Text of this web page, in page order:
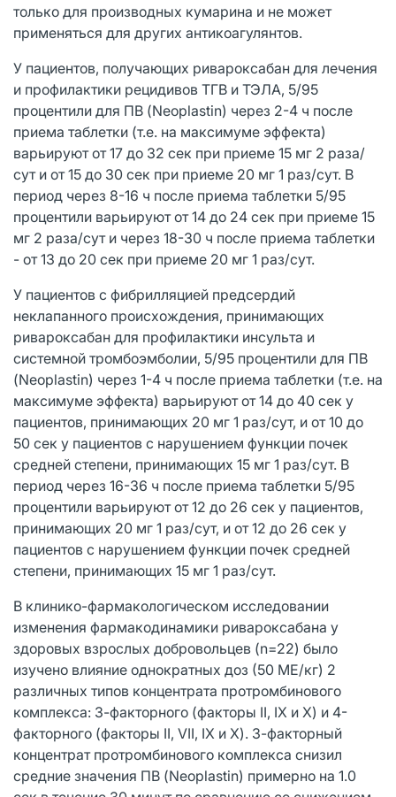
только для производных кумарина и не может
применяться для других антикоагулянтов.
У пациентов, получающих ривароксабан для лечения
и профилактики рецидивов ТГВ и ТЭЛА, 5/95
процентили для ПВ (Neoplastin) через 2-4 ч после
приема таблетки (т.е. на максимуме эффекта)
варьируют от 17 до 32 сек при приеме 15 мг 2 раза/
сут и от 15 до 30 сек при приеме 20 мг 1 раз/сут. В
период через 8-16 ч после приема таблетки 5/95
процентили варьируют от 14 до 24 сек при приеме 15
мг 2 раза/сут и через 18-30 ч после приема таблетки
- от 13 до 20 сек при приеме 20 мг 1 раз/сут.
У пациентов с фибрилляцией предсердий
неклапанного происхождения, принимающих
ривароксабан для профилактики инсульта и
системной тромбоэмболии, 5/95 процентили для ПВ
(Neoplastin) через 1-4 ч после приема таблетки (т.е. на
максимуме эффекта) варьируют от 14 до 40 сек у
пациентов, принимающих 20 мг 1 раз/сут, и от 10 до
50 сек у пациентов с нарушением функции почек
средней степени, принимающих 15 мг 1 раз/сут. В
период через 16-36 ч после приема таблетки 5/95
процентили варьируют от 12 до 26 сек у пациентов,
принимающих 20 мг 1 раз/сут, и от 12 до 26 сек у
пациентов с нарушением функции почек средней
степени, принимающих 15 мг 1 раз/сут.
В клинико-фармакологическом исследовании
изменения фармакодинамики ривароксабана у
здоровых взрослых добровольцев (n=22) было
изучено влияние однократных доз (50 МЕ/кг) 2
различных типов концентрата протромбинового
комплекса: 3-факторного (факторы II, IX и X) и 4-
факторного (факторы II, VII, IX и X). 3-факторный
концентрат протромбинового комплекса снизил
средние значения ПВ (Neoplastin) примерно на 1.0